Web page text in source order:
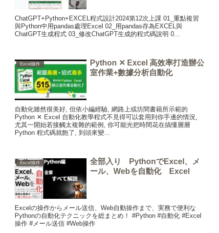
ChatGPT+Python+EXCEL程式設計2024第12次上課 01_重點複習
與Python中用pandas處理Excel 02_用pandas存為EXCEL與
ChatGPT生成程式 03_修改ChatGPT生成的程式碼說明 0...
Excel操作
Python ✕ Excel 高效率打造辦公
室作業+數據分析自動化
自動化雖然很美好, 但依小編經驗, 網路上或坊間書籍所示範的
Python ✕ Excel 自動化教學程式不見得可以套用到你手邊的情況,
尤其一開始若接觸太複雜的範例, 你可能光把時間花在搞懂層層
Python 程式碼就飽了, 到頭來變...
Excel操作
全部入り PythonでExcel、メ
ール、Webを自動化 Excel
Excelの操作からメール送信、Web自動操作まで、実務で便利な
Pythonの自動化テクニックを総まとめ！ #Python #自動化 #Excel
操作 #メール送信 #Web操作